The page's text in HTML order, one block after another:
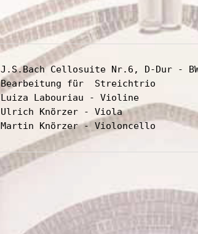
J.S.Bach Cellosuite Nr.6, D-Dur -
Bearbeitung für  Streichtrio
Luiza Labouriau - Violine
Ulrich Knörzer - Viola
Martin Knörzer - Violoncello